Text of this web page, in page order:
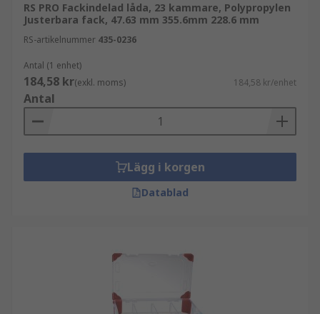
RS PRO Fackindelad låda, 23 kammare, Polypropylen
Justerbara fack, 47.63 mm 355.6mm 228.6 mm
RS-artikelnummer 435-0236
Antal (1 enhet)
184,58 kr(exkl. moms) 184,58 kr/enhet
Antal
Lägg i korgen
Datablad